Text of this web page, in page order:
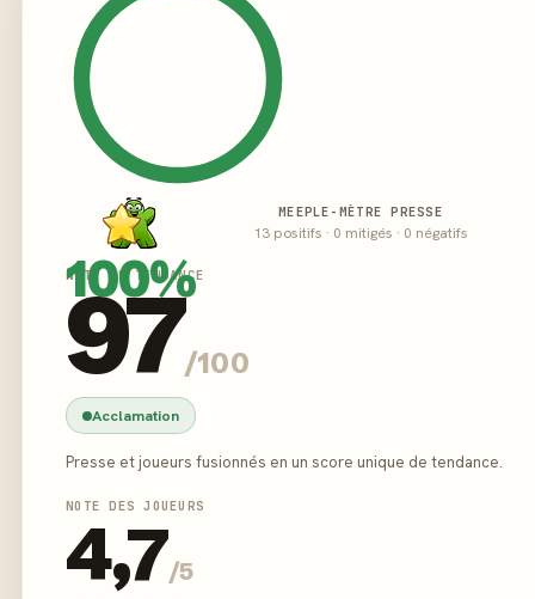
100%
MEEPLE-MÈTRE PRESSE
13 positifs · 0 mitigés · 0 négatifs
NOTE DE TENDANCE
97/100
Acclamation
Presse et joueurs fusionnés en un score unique de tendance.
NOTE DES JOUEURS
4,7/5